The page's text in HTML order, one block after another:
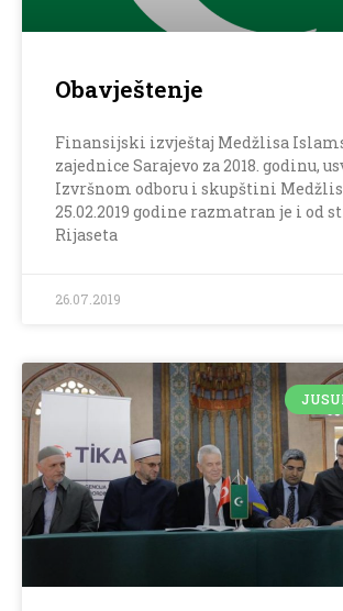
Obavještenje
Finansijski izvještaj Medžlisa
zajednice Sarajevo za 2018. godinu,
Izvršnom odboru i skupštini
25.02.2019 godine razmatran je i od
Rijaseta
26.07.2019